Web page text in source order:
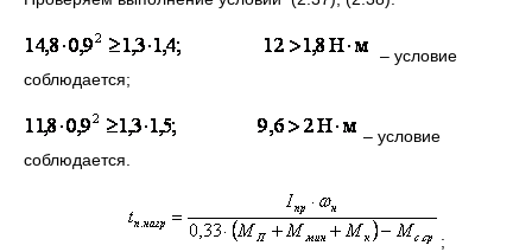
– условие
соблюдается;
– условие
соблюдается.
;